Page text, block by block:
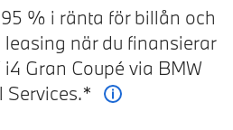
% i ränta för billån och
när du finansierar
Gran Coupé via BMW
Services.*